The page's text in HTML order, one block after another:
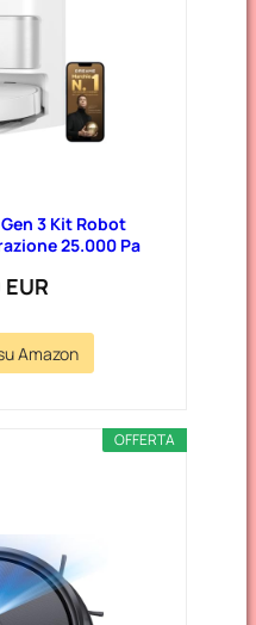
3 Kit Robot
25.000 Pa
Amazon
OFFERTA